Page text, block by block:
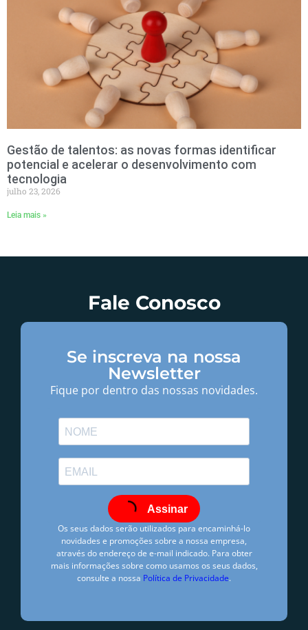
Gestão de talentos: as novas formas identificar
potencial e acelerar o desenvolvimento com
tecnologia
julho 23, 2026
Leia mais »
Fale Conosco
Se inscreva na nossa
Newsletter
Fique por dentro das nossas novidades.
Assinar
Os seus dados serão utilizados para encaminhá-lo
novidades e promoções sobre a nossa empresa,
através do endereço de e-mail indicado. Para obter
mais informações sobre como usamos os seus dados,
consulte a nossa Política de Privacidade.